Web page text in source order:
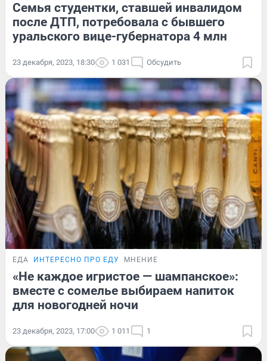
Семья студентки, ставшей инвалидом
после ДТП, потребовала с бывшего
уральского вице-губернатора 4 млн
23 декабря, 2023, 18:30 1 031 Обсудить
ЕДА ИНТЕРЕСНО ПРО ЕДУ МНЕНИЕ
«Не каждое игристое — шампанское»:
вместе с сомелье выбираем напиток
для новогодней ночи
23 декабря, 2023, 17:00 1 011 1